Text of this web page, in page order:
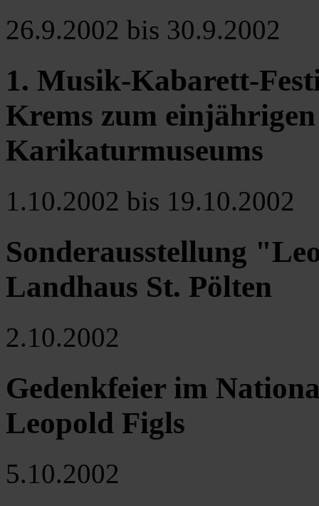
26.9.2002 bis 30.9.2002
1. Musik-Kabarett-
Krems zum
Karikaturmuseums
1.10.2002 bis 19.10.2002
Sonderausstellung
Landhaus St. Pölten
2.10.2002
Gedenkfeier im
Leopold Figls
5.10.2002